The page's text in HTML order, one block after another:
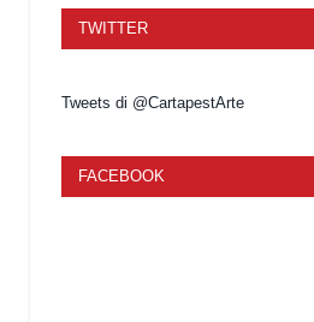
TWITTER
Tweets di @CartapestArte
FACEBOOK